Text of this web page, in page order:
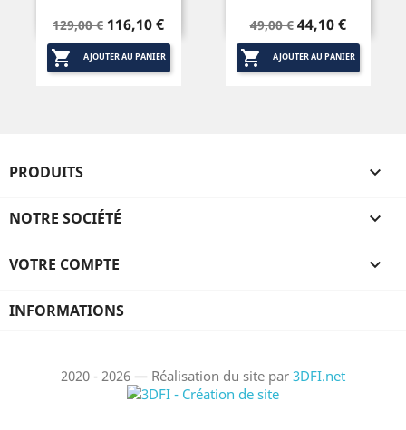
Prix
de
base
129,00 € Prix
116,10 €
 AJOUTER AU PANIER
Prix
de
base
49,00 € Prix
44,10 €
 AJOUTER AU PANIER
PRODUITS 
NOTRE SOCIÉTÉ 
VOTRE COMPTE 
INFORMATIONS
2020 - 2026 — Réalisation du site par 3DFI.net